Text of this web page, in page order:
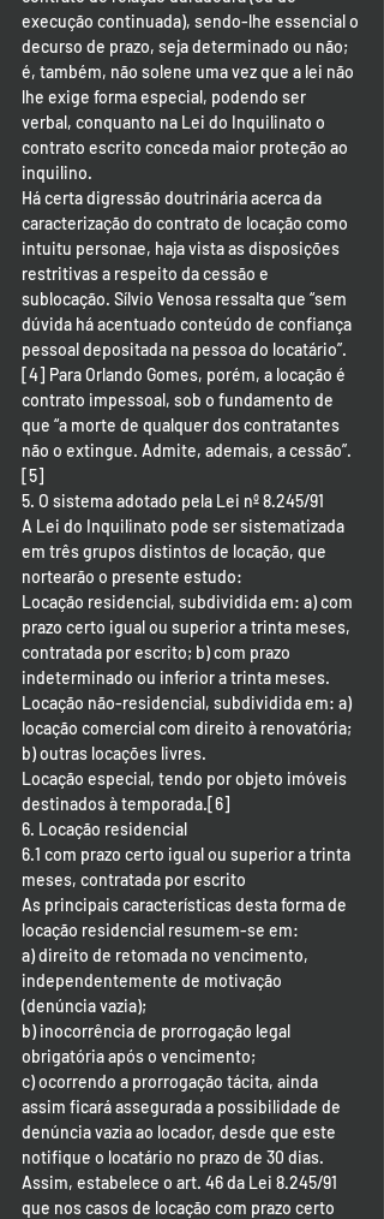
execução continuada), sendo-lhe essencial o
decurso de prazo, seja determinado ou não;
é, também, não solene uma vez que a lei não
lhe exige forma especial, podendo ser
verbal, conquanto na Lei do Inquilinato o
contrato escrito conceda maior proteção ao
inquilino.
Há certa digressão doutrinária acerca da
caracterização do contrato de locação como
intuitu personae, haja vista as disposições
restritivas a respeito da cessão e
sublocação. Sílvio Venosa ressalta que “sem
dúvida há acentuado conteúdo de confiança
pessoal depositada na pessoa do locatário”.
[4] Para Orlando Gomes, porém, a locação é
contrato impessoal, sob o fundamento de
que “a morte de qualquer dos contratantes
não o extingue. Admite, ademais, a cessão”.
[5]
5. O sistema adotado pela Lei nº 8.245/91
A Lei do Inquilinato pode ser sistematizada
em três grupos distintos de locação, que
nortearão o presente estudo:
Locação residencial, subdividida em: a) com
prazo certo igual ou superior a trinta meses,
contratada por escrito; b) com prazo
indeterminado ou inferior a trinta meses.
Locação não-residencial, subdividida em: a)
locação comercial com direito à renovatória;
b) outras locações livres.
Locação especial, tendo por objeto imóveis
destinados à temporada.[6]
6. Locação residencial
6.1 com prazo certo igual ou superior a trinta
meses, contratada por escrito
As principais características desta forma de
locação residencial resumem-se em:
a) direito de retomada no vencimento,
independentemente de motivação
(denúncia vazia);
b) inocorrência de prorrogação legal
obrigatória após o vencimento;
c) ocorrendo a prorrogação tácita, ainda
assim ficará assegurada a possibilidade de
denúncia vazia ao locador, desde que este
notifique o locatário no prazo de 30 dias.
Assim, estabelece o art. 46 da Lei 8.245/91
que nos casos de locação com prazo certo